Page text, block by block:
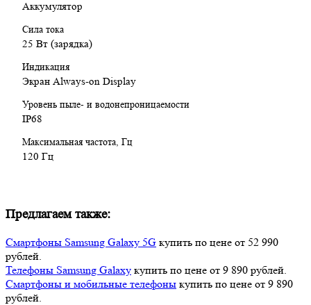
Аккумулятор
Сила тока
25 Вт (зарядка)
Индикация
Экран Always-on Display
Уровень пыле- и водонепроницаемости
IP68
Максимальная частота, Гц
120 Гц
Предлагаем также:
Смартфоны Samsung Galaxy 5G купить по цене от 52 990
рублей.
Телефоны Samsung Galaxy купить по цене от 9 890 рублей.
Смартфоны и мобильные телефоны купить по цене от 9 890
рублей.